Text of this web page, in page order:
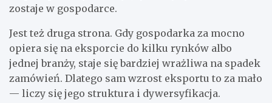
zostaje w gospodarce.
Jest też druga strona. Gdy gospodarka za mocno
opiera się na eksporcie do kilku rynków albo
jednej branży, staje się bardziej wrażliwa na spadek
zamówień. Dlatego sam wzrost eksportu to za mało
— liczy się jego struktura i dywersyfikacja.